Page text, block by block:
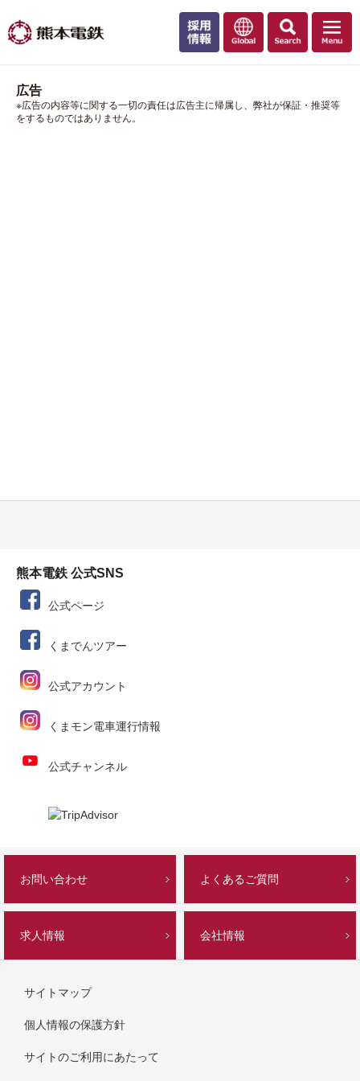
広告
※広告の内容等に関する一切の責任は広告主に帰属し、弊社が保証・推奨等
をするものではありません。
熊本電鉄 公式SNS
公式ページ
くまでんツアー
公式アカウント
くまモン電車運行情報
公式チャンネル
お問い合わせ よくあるご質問
求人情報 会社情報
サイトマップ
個人情報の保護方針
サイトのご利用にあたって